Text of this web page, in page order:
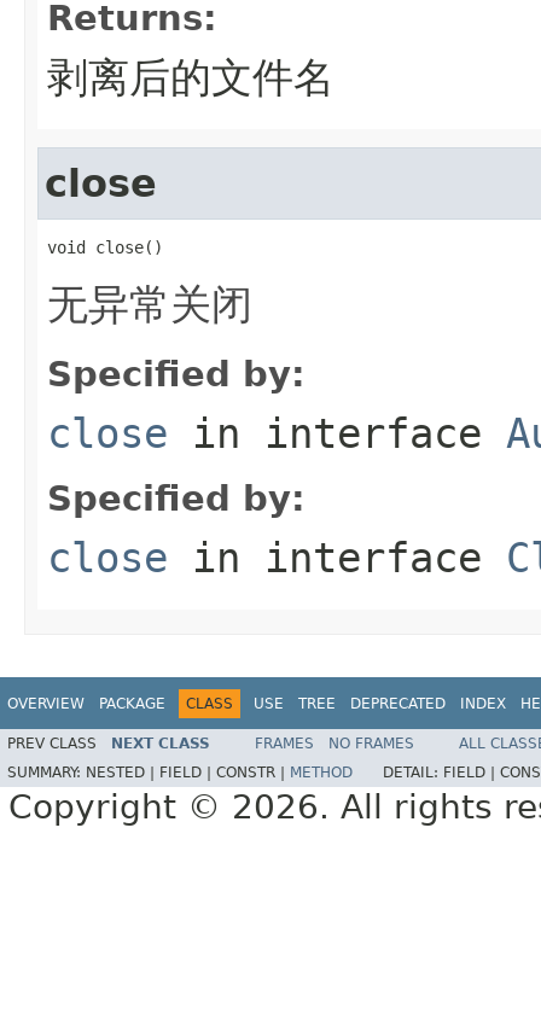
Returns:
剥离后的文件名
close
void close()
无异常关闭
Specified by:
close in interface
Specified by:
close in interface
OVERVIEW PACKAGE CLASS USE TREE DEPRECATED INDEX
PREV CLASS NEXT CLASS FRAMES NO FRAMES
ALL
SUMMARY: NESTED | FIELD | CONSTR | METHOD DETAIL: FIELD |
Copyright © 2026. All rights